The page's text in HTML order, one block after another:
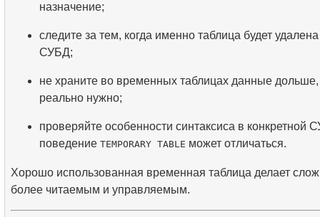
назначение;
следите за тем, когда именно таблица будет
СУБД;
не храните во временных таблицах данные дольше,
реально нужно;
проверяйте особенности синтаксиса в конкретной
поведение TEMPORARY TABLE может отличаться.
Хорошо использованная временная таблица делает
более читаемым и управляемым.